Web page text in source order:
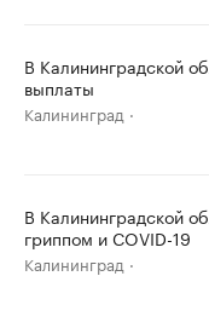
В Калининградской
выплаты
Калининград
В Калининградской
гриппом и COVID-19
Калининград